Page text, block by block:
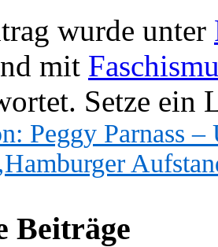
wurde unter
mit
Setze ein
Peggy Parnass
Beiträge